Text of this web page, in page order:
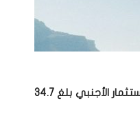
أظهرت نتائج مسح الاستثمار الأجنبي في الأردن لعامي 2019 و2020 أن إجمالي رصيد الاستثمار الأجنبي بلغ 34.7